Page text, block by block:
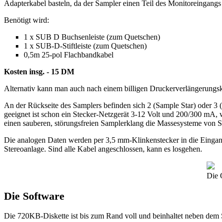
Adapterkabel basteln, da der Sampler einen Teil des
Benötigt wird:
1 x SUB D Buchsenleiste (zum Quetschen)
1 x SUB-D-Stiftleiste (zum Quetschen)
0,5m 25-pol Flachbandkabel
Kosten insg. - 15 DM
Alternativ kann man auch nach einem billigen
An der Rückseite des Samplers befinden sich 2 (Sample Star) oder
geeignet ist schon ein Stecker-Netzgerät 3-12 Volt und 200/300
einen sauberen, störungsfreien Samplerklang die Massesysteme von
Die analogen Daten werden per 3,5 mm-Klinkenstecker in die
Stereoanlage. Sind alle Kabel angeschlossen, kann es losgehen.
Die
Die Software
Die 720KB-Diskette ist bis zum Rand voll und beinhaltet neben